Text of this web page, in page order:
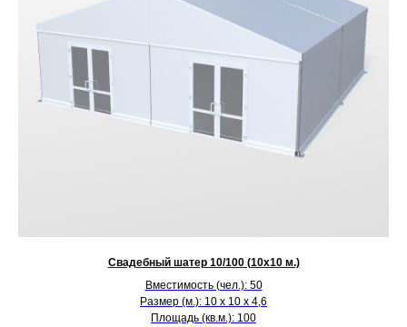
Свадебный шатер 10/100 (10х10 м.)
Вместимость (чел.): 50
Размер (м.): 10 х 10 х 4,6
Площадь (кв.м.): 100